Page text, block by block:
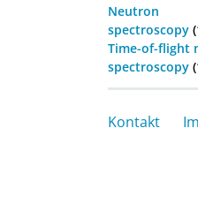
Neutron
spectroscopy
Time-of-flight
spectroscopy
Kontakt